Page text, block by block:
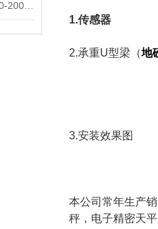
1.传感器
2.承重U型梁（地
3.安装效果图
本公司常年生产
秤，电子精密天